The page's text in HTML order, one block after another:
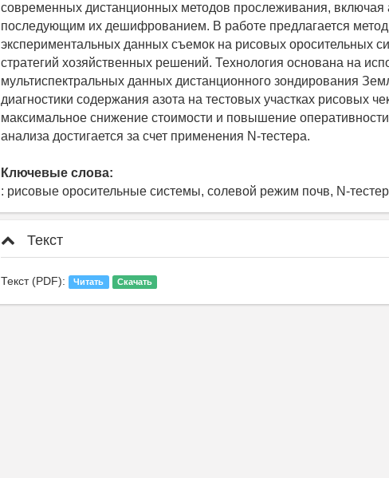
современных дистанционных методов прослеживания, включая
последующим их дешифрованием. В работе предлагается
экспериментальных данных съемок на рисовых оросительных
стратегий хозяйственных решений. Технология основана на
мультиспектральных данных дистанционного зондирования
диагностики содержания азота на тестовых участках рисовых
максимальное снижение стоимости и повышение оперативности
анализа достигается за счет применения N-тестера.
Ключевые слова:
: рисовые оросительные системы, солевой режим почв, N-тестер
Текст
Текст (PDF): Читать Скачать